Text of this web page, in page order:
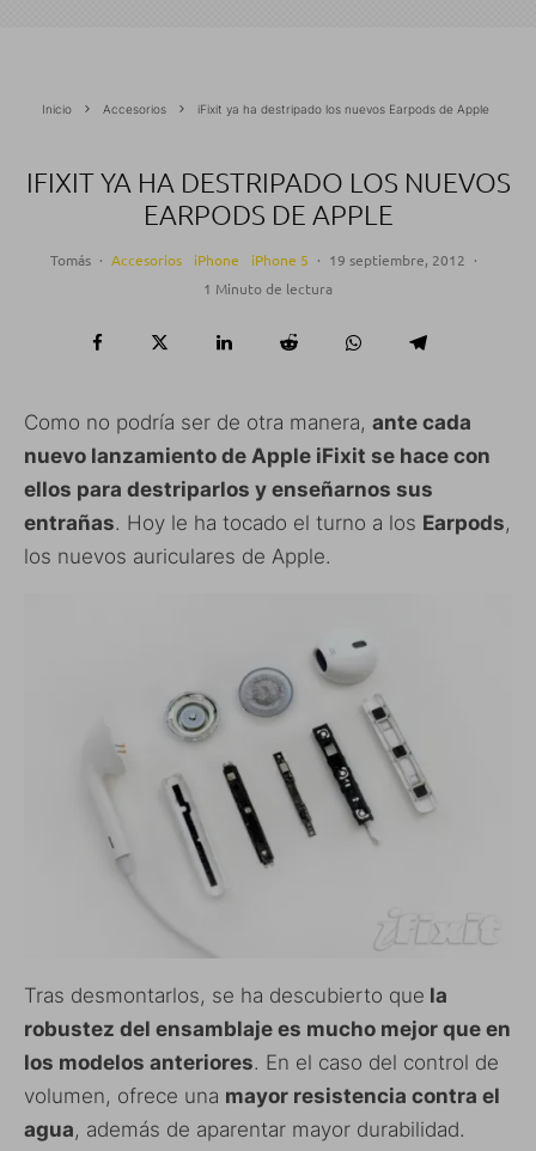
Inicio Accesorios iFixit ya ha destripado los nuevos Earpods de Apple
IFIXIT YA HA DESTRIPADO LOS NUEVOS
EARPODS DE APPLE
Tomás · Accesorios iPhone iPhone 5 · 19 septiembre, 2012 ·
1 Minuto de lectura
Como no podría ser de otra manera, ante cada
nuevo lanzamiento de Apple iFixit se hace con
ellos para destriparlos y enseñarnos sus
entrañas. Hoy le ha tocado el turno a los Earpods,
los nuevos auriculares de Apple.
Tras desmontarlos, se ha descubierto que la
robustez del ensamblaje es mucho mejor que en
los modelos anteriores. En el caso del control de
volumen, ofrece una mayor resistencia contra el
agua, además de aparentar mayor durabilidad.